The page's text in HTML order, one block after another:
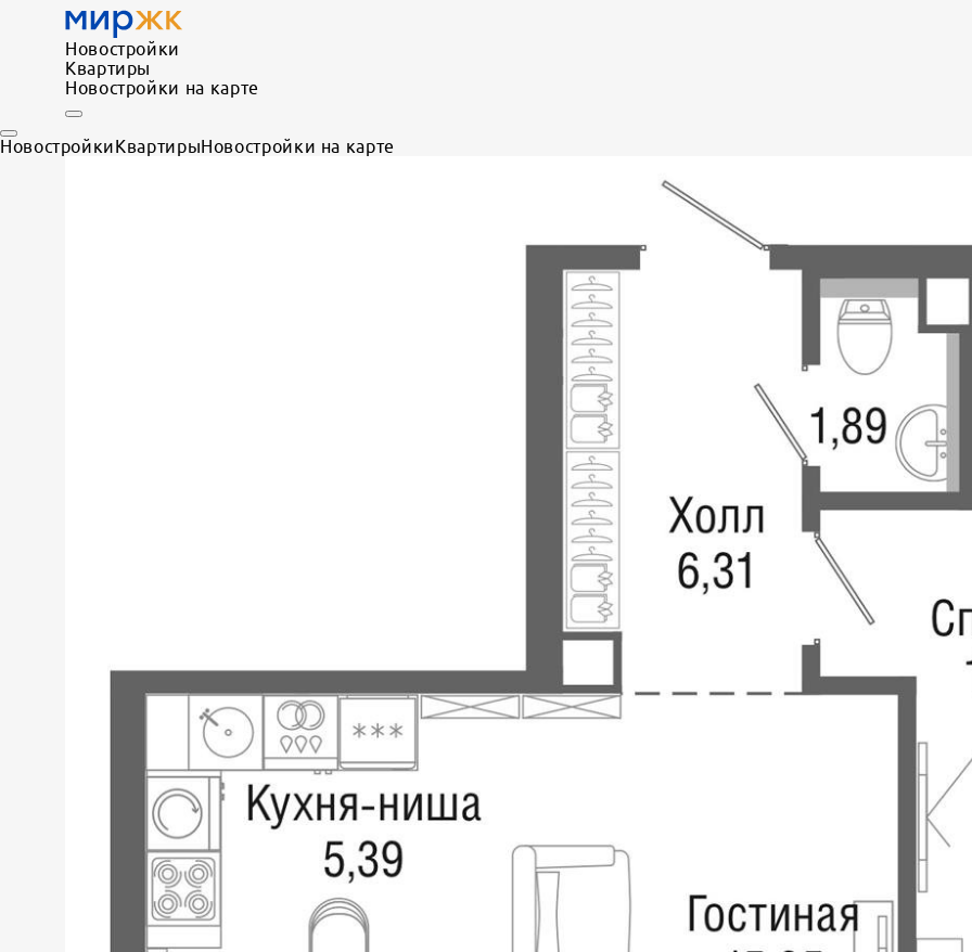
Новостройки
Квартиры
Новостройки на карте
НовостройкиКвартирыНовостройки на карте